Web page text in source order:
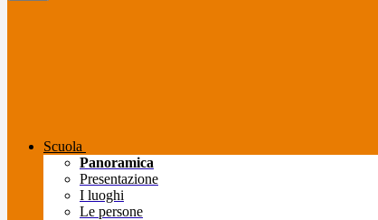
Scuola
Panoramica
Presentazione
I luoghi
Le persone